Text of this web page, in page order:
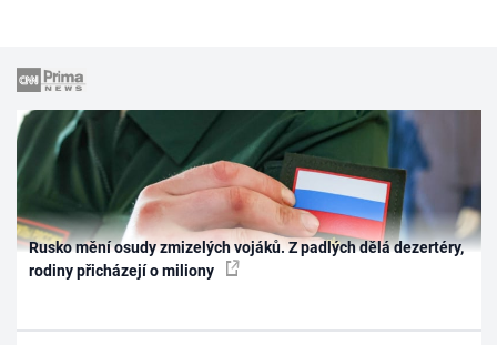
Rusko mění osudy zmizelých vojáků. Z padlých dělá dezertéry,
rodiny přicházejí o miliony